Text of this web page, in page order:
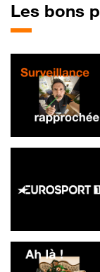
Les bons